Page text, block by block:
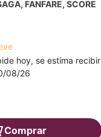
FANFARE, SCORE
hoy, se estima recibir
08/26
Comprar